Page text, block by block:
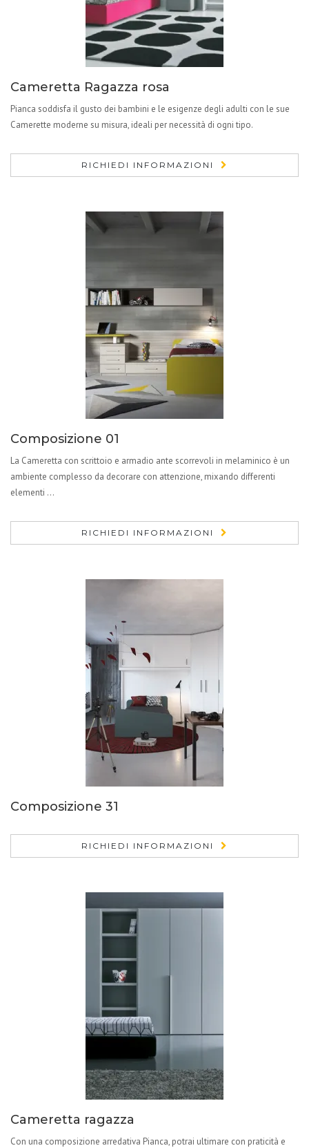
Cameretta Ragazza rosa
Pianca soddisfa il gusto dei bambini e le esigenze degli adulti con le sue
Camerette moderne su misura, ideali per necessità di ogni tipo.
RICHIEDI INFORMAZIONI
Composizione 01
La Cameretta con scrittoio e armadio ante scorrevoli in melaminico è un
ambiente complesso da decorare con attenzione, mixando differenti
elementi ...
RICHIEDI INFORMAZIONI
Composizione 31
RICHIEDI INFORMAZIONI
Cameretta ragazza
Con una composizione arredativa Pianca, potrai ultimare con praticità e